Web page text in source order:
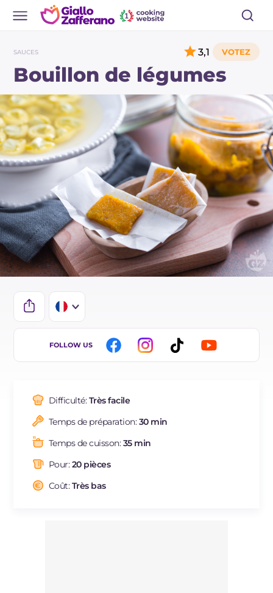
SAUCES
Bouillon de légumes
3,1
IT
DE
BR
NL
FOLLOW US
Difficulté:Très facile
Temps de préparation:30 min
Temps de cuisson:35 min
Pour:20 pièces
Coût:Très bas